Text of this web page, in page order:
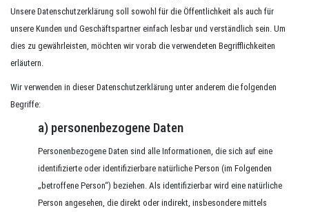
Unsere Datenschutzerklärung soll sowohl für die Öffentlichkeit als auch für
unsere Kunden und Geschäftspartner einfach lesbar und verständlich sein. Um
dies zu gewährleisten, möchten wir vorab die verwendeten Begrifflichkeiten
erläutern.
Wir verwenden in dieser Datenschutzerklärung unter anderem die folgenden
Begriffe:
a) personenbezogene Daten
Personenbezogene Daten sind alle Informationen, die sich auf eine
identifizierte oder identifizierbare natürliche Person (im Folgenden
„betroffene Person“) beziehen. Als identifizierbar wird eine natürliche
Person angesehen, die direkt oder indirekt, insbesondere mittels